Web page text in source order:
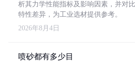
析其力学性能指标及影响因素，并对
特性差异，为工业选材提供参考。
2026年8月4日
喷砂都有多少目